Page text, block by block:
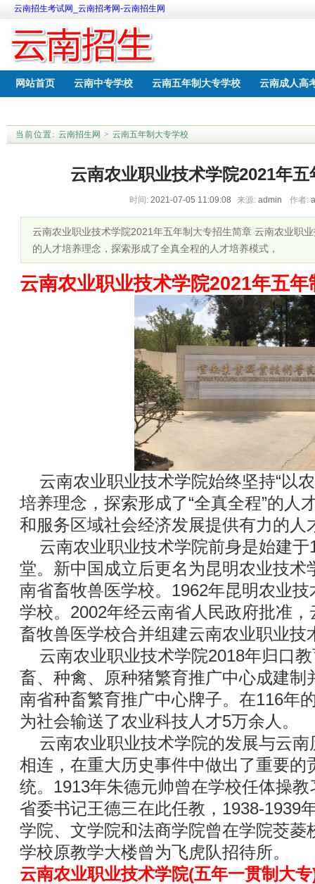
云南招生考试网_云南招考网-云南招生网
网站首页 云南中专学校 云南五年制大专学校 云南成人高
当前位置: 云南招生网 > 云南五年制大专学校
云南农业职业技术学院2021年
时间: 2021-07-05 11:09:08 来源: admin 作者:
云南农业职业技术学院2021年五年制大专招生简章 云南农业职
的人才培养理念，探索形成了全真全程的人才培养模式，
云南农业职业技术学院2021年五
云南农业职业技术学院始终坚持“以
培养理念，探索形成了“全真全程”的人
和服务区域社会经济发展提供有力的人
云南农业职业技术学院前身是始建于
堂。新中国成立后更名为昆明农业技术
南省畜牧兽医学校。1962年昆明农业
学校。2002年经云南省人民政府批准
畜牧兽医学校合并组建云南农业职业技
云南农业职业技术学院2018年归口
畜、种禽、原种猪繁育推广中心成建制
南省种畜繁育推广中心牌子。在116年
为社会输送了农业科技人才5万余人。
云南农业职业技术学院的发展与云南
相连，在重大历史事件中做出了重要的
统。1913年朱德元帅曾在学校任体操
省委书记王德三在此任教，1938-1939
学院、文学院和法商学院曾在学院茭菱
学校原教学大楼曾为飞虎队招待所。
云南农业职业技术学院(五年一贯制大